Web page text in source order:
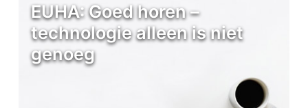
EUHA: Goed horen –
technologie alleen is niet
genoeg